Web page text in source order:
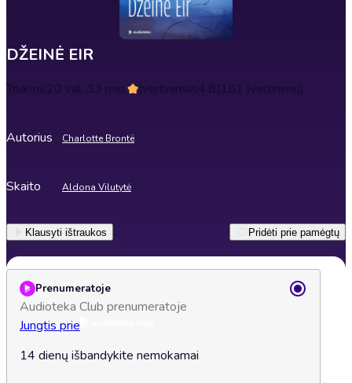
DŽEINĖ EIR
Trukmė20 val. 33 min. Įvertinimas4.8(151 įvertinimų)
Autorius Charlotte Brontë
Skaito Aldona Vilutytė
Klausyti ištraukos Pridėti prie pamėgtų
Prenumeratoje
Audioteka Club prenumeratoje
Jungtis prie
14 dienų išbandykite nemokamai